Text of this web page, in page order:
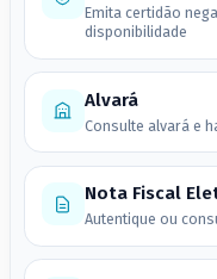
Emita certidão
disponibilidade
Alvará
Consulte alvará e
Nota Fiscal
Autentique ou